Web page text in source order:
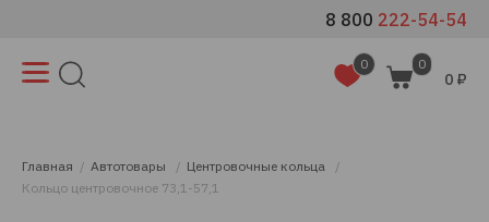
8 800 222-54-54
0 0
0 ₽
Главная Автотовары
Центровочные кольца
Кольцо центровочное 73,1-57,1